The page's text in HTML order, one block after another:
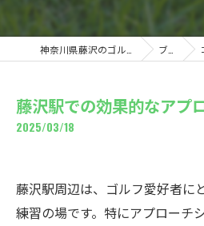
ブログ
藤沢駅での効果的なアプ
2025/03/18
藤沢駅周辺は、ゴルフ愛好者に
練習の場です。特にアプローチ